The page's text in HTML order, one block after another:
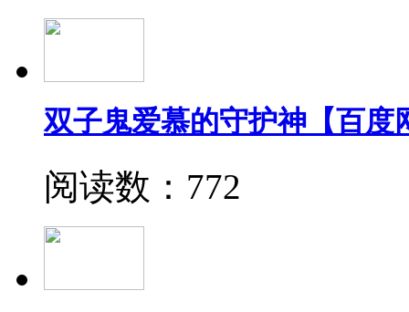
双子鬼爱慕的守护神【百度
阅读数：772